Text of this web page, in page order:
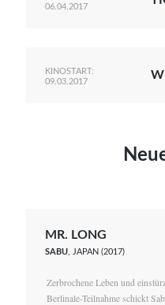
06.04.2017
KINOSTART:
09.03.2017
MR. LONG
SABU, JAPAN (2017)
Zerbrochene Leben und
Berlinale-Teilnahme schickt